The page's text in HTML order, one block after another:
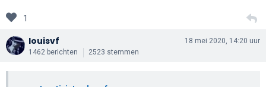
1
louisvf
1462 berichten 2523 stemmen
18 mei 2020, 14:20 uur